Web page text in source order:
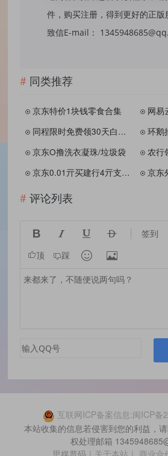
件，购买注册，得到更好的正
致信E-mail：
同类推荐
京东特价1块钱零食合集
同程限时免费领30天白金卡
环鹅
京东O撸洗衣凝珠/垃圾袋
京东0.01亓买建行4亓支付券
评论列表
    签到
顶 踩  
互联网ICP备案信息:闽ICP备
本站收集的信息若侵害到您的利益，
权处理邮箱
思媒普码 | 关于本站 | 商业合